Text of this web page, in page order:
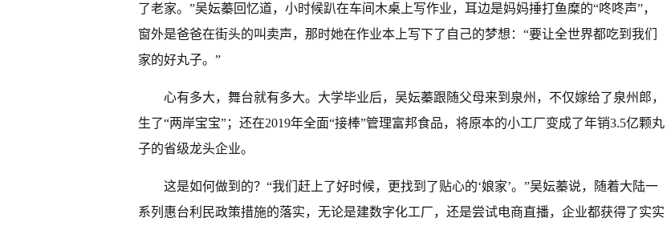
了老家。”吴妘蓁回忆道，小时候趴在车间木桌上写作业，耳边是妈妈捶打鱼糜的“咚咚声”，
窗外是爸爸在街头的叫卖声，那时她在作业本上写下了自己的梦想：“要让全世界都吃到我们
家的好丸子。”
心有多大，舞台就有多大。大学毕业后，吴妘蓁跟随父母来到泉州，不仅嫁给了泉州郎，
生了“两岸宝宝”；还在2019年全面“接棒”管理富邦食品，将原本的小工厂变成了年销3.5亿颗丸
子的省级龙头企业。
这是如何做到的？“我们赶上了好时候，更找到了贴心的‘娘家’。”吴妘蓁说，随着大陆一
系列惠台利民政策措施的落实，无论是建数字化工厂，还是尝试电商直播，企业都获得了实实